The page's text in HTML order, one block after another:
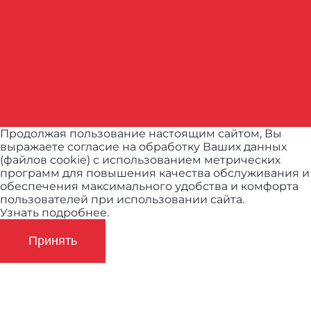
Продолжая пользование настоящим сайтом, Вы
выражаете согласие на обработку Ваших данных
(файлов cookie) с использованием метрических
программ для повышения качества обслуживания и
обеспечения максимального удобства и комфорта
пользователей при использовании сайта.
Узнать подробнее.
Принять